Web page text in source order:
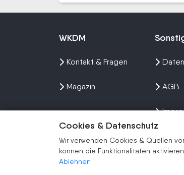
Cookies & Datenschutz
Wir verwenden Cookies & Quellen
können die Funktionalitäten
Ablehnen
WKDM
Kontakt & Fragen
Magazin AGB